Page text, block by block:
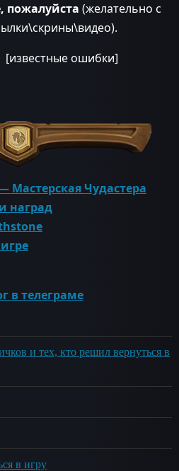
пожалуйста (желательно с
[известные ошибки]
Мастерская Чудастера
наград
в телеграме
и тех, кто решил вернуться в
в игру